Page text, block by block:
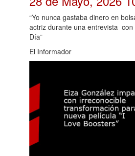
“Yo nunca gastaba dinero en
actriz durante una entrevista con
Día”
El Informador